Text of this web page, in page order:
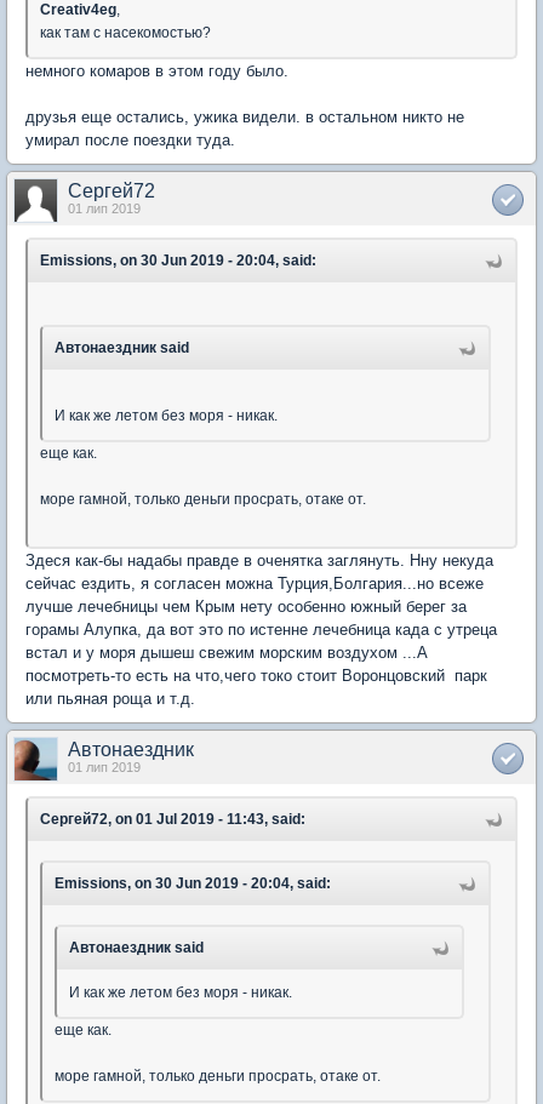
Creativ4eg,
как там с насекомостью?
немного комаров в этом году было.
друзья еще остались, ужика видели. в остальном никто не
умирал после поездки туда.
Сергей72
01 лип 2019
Emissions, on 30 Jun 2019 - 20:04, said:
Автонаездник said
И как же летом без моря - никак.
еще как.
море гамной, только деньги просрать, отаке от.
Здеся как-бы надабы правде в оченятка заглянуть. Нну некуда
сейчас ездить, я согласен можна Турция,Болгария...но всеже
лучше лечебницы чем Крым нету особенно южный берег за
горамы Алупка, да вот это по истенне лечебница када с утреца
встал и у моря дышеш свежим морским воздухом ...А
посмотреть-то есть на что,чего токо стоит Воронцовский парк
или пьяная роща и т.д.
Автонаездник
01 лип 2019
Сергей72, on 01 Jul 2019 - 11:43, said:
Emissions, on 30 Jun 2019 - 20:04, said:
Автонаездник said
И как же летом без моря - никак.
еще как.
море гамной, только деньги просрать, отаке от.